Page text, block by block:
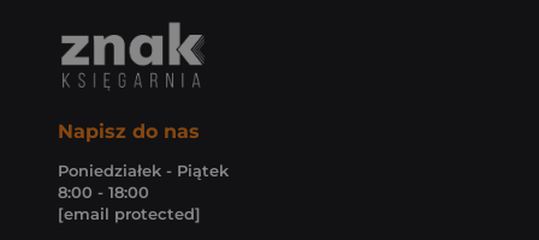
Napisz do nas
Poniedziałek - Piątek
8:00 - 18:00
[email protected]